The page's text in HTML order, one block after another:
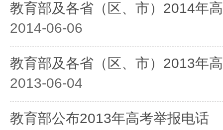
教育部及各省（区、市）2014年
2014-06-06
教育部及各省（区、市）2013年
2013-06-04
教育部公布2013年高考举报电话